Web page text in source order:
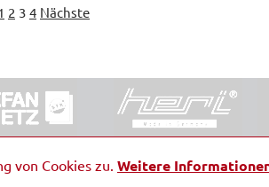
von Cookies zu. Weitere
2 3 4 Nächste
Barrierefreiheit Kontakt Datenschutz